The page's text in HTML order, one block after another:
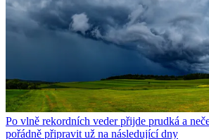
Po vlně rekordních veder přijde prudká a
pořádně připravit už na následující dny